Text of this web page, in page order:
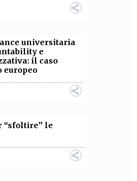
universitaria
e
il caso
europeo
“sfoltire” le